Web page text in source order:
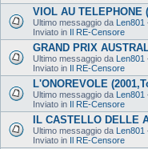
VIOL AU TELEPHONE
Ultimo messaggio da Len801
Inviato in Il RE-Censore
GRAND PRIX
Ultimo messaggio da Len801
Inviato in Il RE-Censore
L'ONOREVOLE
Ultimo messaggio da Len801
Inviato in Il RE-Censore
IL CASTELLO DELLE
Ultimo messaggio da Len801
Inviato in Il RE-Censore